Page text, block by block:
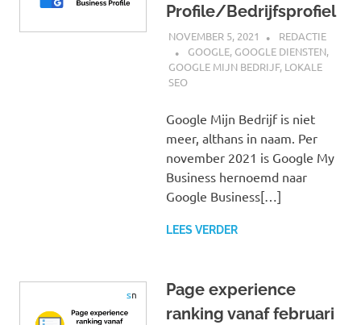
Profile/Bedrijfsprofiel
NOVEMBER 5, 2021
REDACTIE
GOOGLE, GOOGLE DIENSTEN,
GOOGLE MIJN BEDRIJF, LOKALE
SEO
Google Mijn Bedrijf is niet
meer, althans in naam. Per
november 2021 is Google My
Business hernoemd naar
Google Business[…]
LEES VERDER
Page experience
ranking vanaf februari